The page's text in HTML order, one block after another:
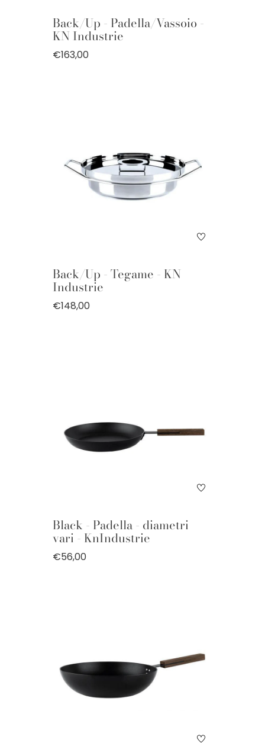
Back/Up - Padella/Vassoio -
KN Industrie
€163,00
Back/Up - Tegame - KN
Industrie
€148,00
Black - Padella - diametri
vari - KnIndustrie
€56,00